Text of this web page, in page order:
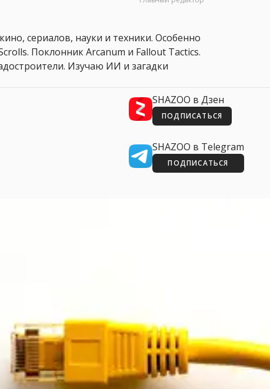
сериалов, науки и техники. Особенно
Поклонник Arcanum и Fallout Tactics.
Изучаю ИИ и загадки
SHAZOO в Дзен
ПОДПИСАТЬСЯ
SHAZOO в Telegram
ПОДПИСАТЬСЯ